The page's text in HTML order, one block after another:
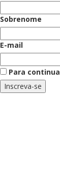
Sobrenome
E-mail
Para